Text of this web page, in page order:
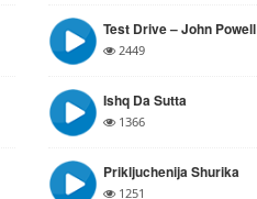
Test Drive – John Powell
2449
Ishq Da Sutta
1366
Prikljuchenija Shurika
1251